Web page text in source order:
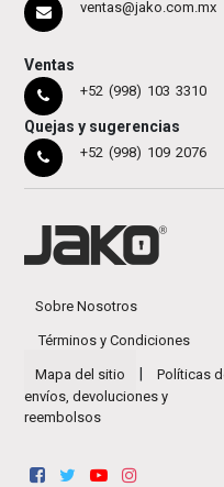
ventas@jako.com.mx
Ventas
+52 (998) 103 3310
Quejas y sugerencias
+52 (998) 109 2076
Sobre Nosotros
Términos y Condiciones
Mapa del sitio
Políticas
envíos, devoluciones y
reembolsos